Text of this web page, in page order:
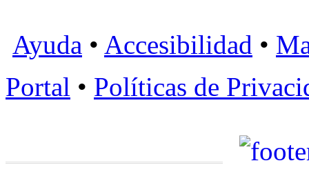
Ayuda • Accesibilidad •
Portal • Políticas de